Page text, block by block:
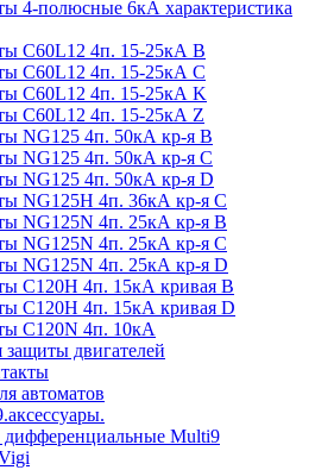
4-полюсные 6кА характеристика
C60L12 4п. 15-25кА B
C60L12 4п. 15-25кА C
C60L12 4п. 15-25кА K
C60L12 4п. 15-25кА Z
NG125 4п. 50кА кр-я B
NG125 4п. 50кА кр-я C
NG125 4п. 50кА кр-я D
NG125H 4п. 36кА кр-я C
NG125N 4п. 25кА кр-я B
NG125N 4п. 25кА кр-я C
NG125N 4п. 25кА кр-я D
С120H 4п. 15кА кривая B
С120H 4п. 15кА кривая D
С120N 4п. 10кА
двигателей
автоматов
Multi9